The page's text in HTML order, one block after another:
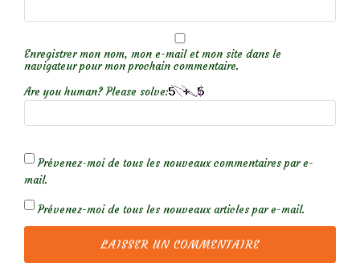
Enregistrer mon nom, mon e-mail et mon site dans le
navigateur pour mon prochain commentaire.
Are you human? Please solve:
Prévenez-moi de tous les nouveaux commentaires par e-
mail.
Prévenez-moi de tous les nouveaux articles par e-mail.